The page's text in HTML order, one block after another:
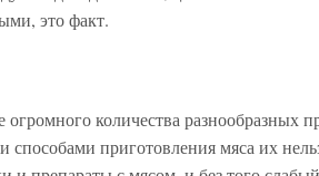
это факт.
количества разнообразных
приготовления мяса их